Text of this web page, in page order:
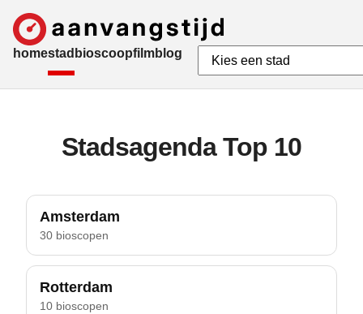
homestad bioscoopfilmblog
Stadsagenda Top 10
Amsterdam
30 bioscopen
Rotterdam
10 bioscopen